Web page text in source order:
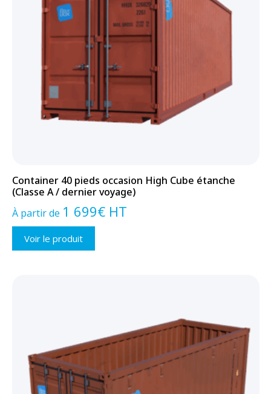
Container 40 pieds occasion High Cube étanche
(Classe A / dernier voyage)
À partir de 1 699€HT
Voir le produit